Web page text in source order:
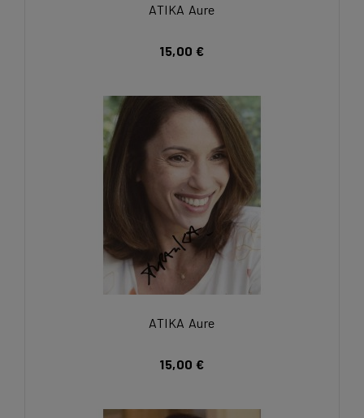
ATIKA Aure
15,00 €
ATIKA Aure
15,00 €